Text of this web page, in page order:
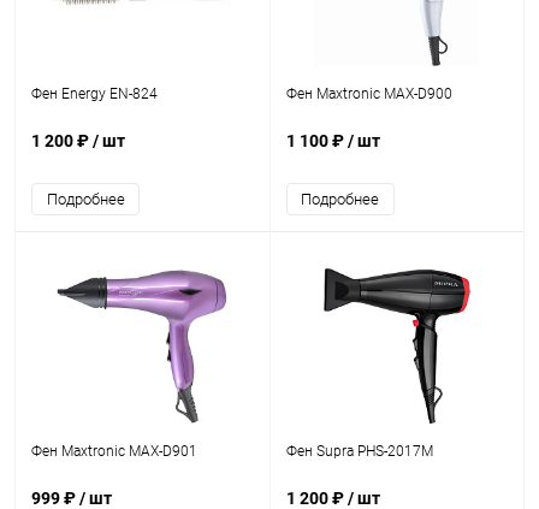
Фен Energy EN-824
1 200 ₽/ шт
Подробнее
Фен Maxtronic MAX-D900
1 100 ₽/ шт
Подробнее
Фен Maxtronic MAX-D901
999 ₽/ шт
Фен Supra PHS-2017M
1 200 ₽/ шт